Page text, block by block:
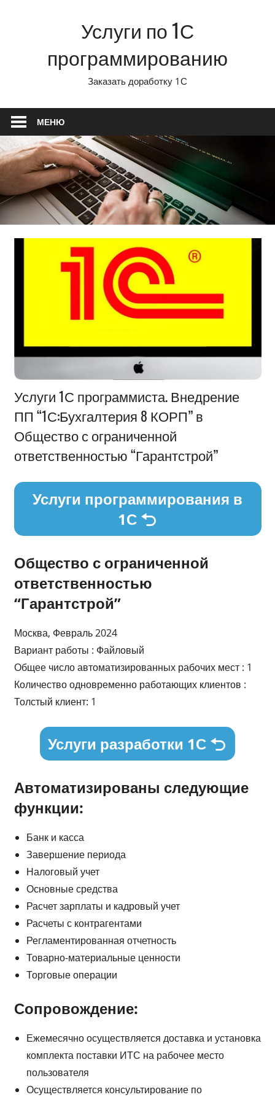
Услуги по 1С
программированию
Заказать доработку 1С
МЕНЮ
Информация
Услуги 1С программиста. Внедрение
ПП “1С:Бухгалтерия 8 КОРП” в
Общество с ограниченной
ответственностью “Гарантстрой”
Услуги программирования в
1С
Общество с ограниченной
ответственностью
“Гарантстрой”
Москва, Февраль 2024
Вариант работы : Файловый
Общее число автоматизированных рабочих мест : 1
Количество одновременно работающих клиентов :
Толстый клиент: 1
Услуги разработки 1С
Автоматизированы следующие
функции:
Банк и касса
Завершение периода
Налоговый учет
Основные средства
Расчет зарплаты и кадровый учет
Расчеты с контрагентами
Регламентированная отчетность
Товарно-материальные ценности
Торговые операции
Сопровождение:
Ежемесячно осуществляется доставка и установка
комплекта поставки ИТС на рабочее место
пользователя
Осуществляется консультирование по